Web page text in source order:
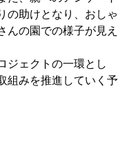
の助けとなり、おしゃ
んの園での様子が見え
ジェクトの一環とし
組みを推進していく予